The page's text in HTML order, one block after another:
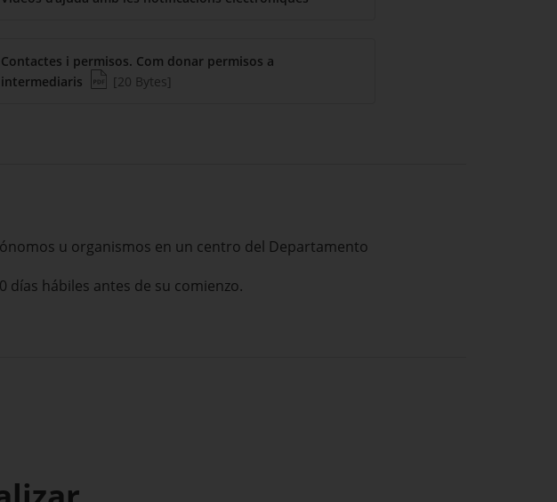
Contactes i permisos. Com donar permisos a
intermediaris
(Tipo de fichero pdf)
(Peso del fichero)
[20 Bytes]
u organismos en un centro del Departamento
días hábiles antes de su comienzo.